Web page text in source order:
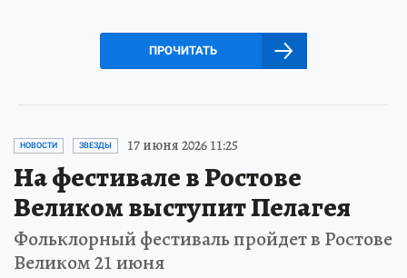
ПРОЧИТАТЬ
НОВОСТИ ЗВЕЗДЫ 17 июня 2026 11:25
На фестивале в Ростове
Великом выступит Пелагея
Фольклорный фестиваль пройдет в Ростове
Великом 21 июня